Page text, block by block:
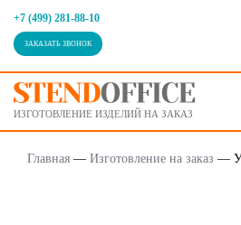
+7 (499) 281-88-10
ЗАКАЗАТЬ ЗВОНОК
ИЗГОТОВЛЕНИЕ ИЗДЕЛИЙ НА ЗАКАЗ
Главная — Изготовление на заказ —